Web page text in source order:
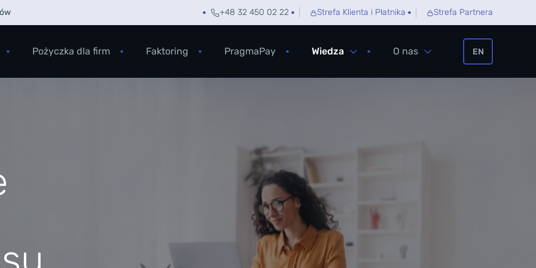
+48 32 450 02 22 Strefa Klienta i Płatnika Strefa Partnera
Pożyczka dla firm Faktoring PragmaPay Wiedza O nas EN